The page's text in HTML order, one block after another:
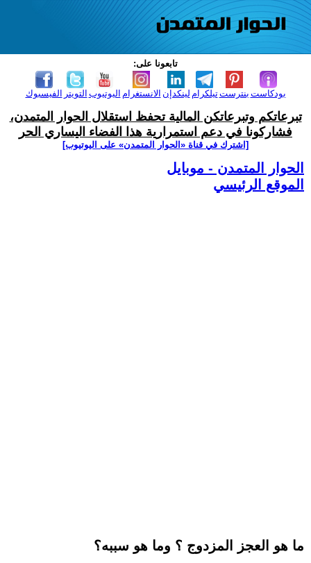
تابعونا على:
الفيسبوك التويتر اليوتيوب الانستغرام لينكدإن تيلكرامبنترست بودكاست
تبرعاتكم وتبرعاتكن المالية تحفظ استقلال الحوار المتمدن،
فشاركونا في دعم استمرارية هذا الفضاء اليساري الحر
[اشترك في قناة ‫«الحوار المتمدن» على اليوتيوب]
الحوار المتمدن - موبايل
الموقع الرئيسي
ما هو العجز المزدوج ؟ وما هو سببه؟